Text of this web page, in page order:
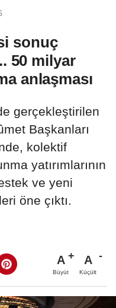
sonuç
50 milyar
anlaşması
gerçekleştirilen
Başkanları
kolektif
yatırımlarının
ve yeni
öne çıktı.
A
Büyüt
A
Küçült